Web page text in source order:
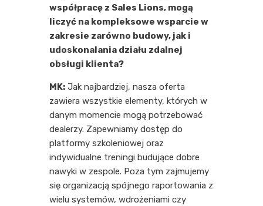
współpracę z Sales Lions, mogą
liczyć na kompleksowe wsparcie w
zakresie zarówno budowy, jak i
udoskonalania działu zdalnej
obsługi klienta?
MK: Jak najbardziej, nasza oferta
zawiera wszystkie elementy, których w
danym momencie mogą potrzebować
dealerzy. Zapewniamy dostęp do
platformy szkoleniowej oraz
indywidualne treningi budujące dobre
nawyki w zespole. Poza tym zajmujemy
się organizacją spójnego raportowania z
wielu systemów, wdrożeniami czy